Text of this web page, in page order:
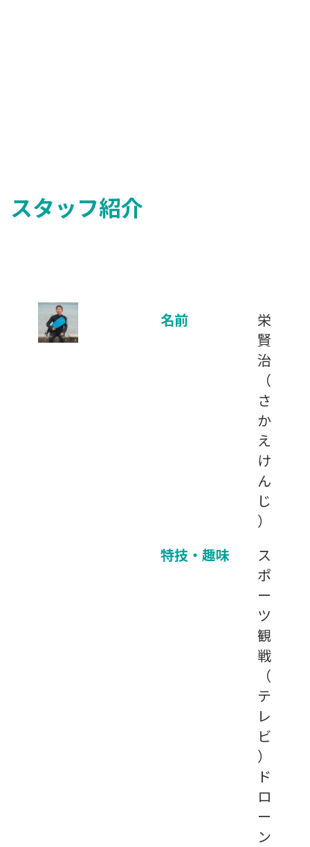
スタッフ紹介
名前
栄
賢
治
（
さ
か
え
け
ん
じ
）
特技・趣味
ス
ポ
ー
ツ
観
戦
（
テ
レ
ビ
）
ド
ロ
ー
ン